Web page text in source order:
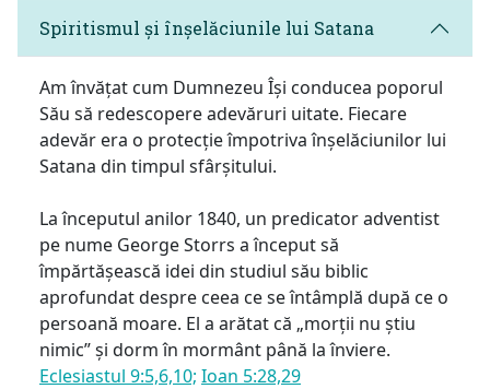
Spiritismul și înșelăciunile lui Satana
Am învățat cum Dumnezeu Își conducea poporul
Său să redescopere adevăruri uitate. Fiecare
adevăr era o protecție împotriva înșelăciunilor lui
Satana din timpul sfârșitului.
La începutul anilor 1840, un predicator adventist
pe nume George Storrs a început să
împărtășească idei din studiul său biblic
aprofundat despre ceea ce se întâmplă după ce o
persoană moare. El a arătat că „morții nu știu
nimic” și dorm în mormânt până la înviere.
Eclesiastul 9:5,6,10; Ioan 5:28,29